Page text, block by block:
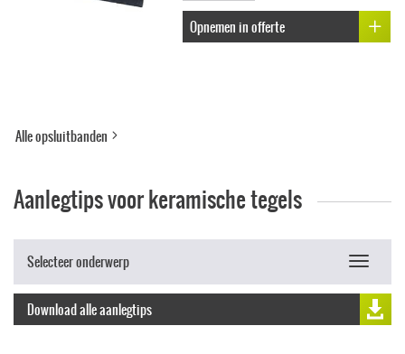
Opnemen in offerte
Alle opsluitbanden
Aanlegtips voor keramische tegels
Selecteer onderwerp
Toggle
Download alle aanlegtips